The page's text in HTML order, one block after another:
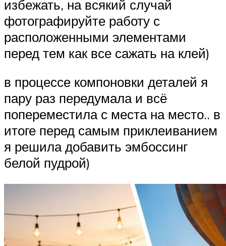
избежать, на всякий случай
фотографируйте работу с
расположенными элементами
перед тем как все сажать на клей)
в процессе компоновки деталей я
пару раз передумала и всё
попереместила с места на место.. в
итоге перед самым приклеиванием
я решила добавить эмбоссинг
белой пудрой)